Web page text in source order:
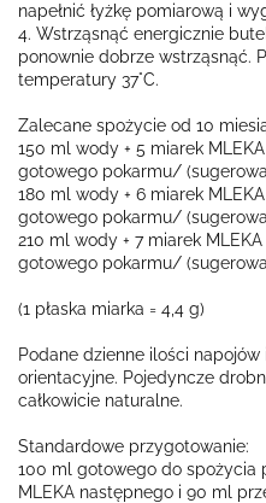
napełnić łyżkę pomiarową i
4. Wstrząsnąć energicznie
ponownie dobrze wstrząsnąć.
temperatury 37°C.
Zalecane spożycie od 10
150 ml wody + 5 miarek
gotowego pokarmu/
180 ml wody + 6 miarek
gotowego pokarmu/
210 ml wody + 7 miarek
gotowego pokarmu/
(1 płaska miarka = 4,4 g)
Podane dzienne ilości napojów
orientacyjne. Pojedyncze
całkowicie naturalne.
Standardowe przygotowanie:
100 ml gotowego do spożycia
MLEKA następnego i 90 ml